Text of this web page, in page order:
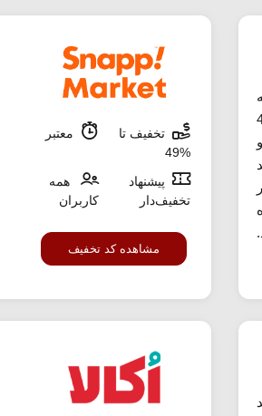
تا 40
تخفیف تا
%49
معتبر
پیشنهاد
تخفیف‌دار
همه
کاربران
مشاهده کد تخفیف